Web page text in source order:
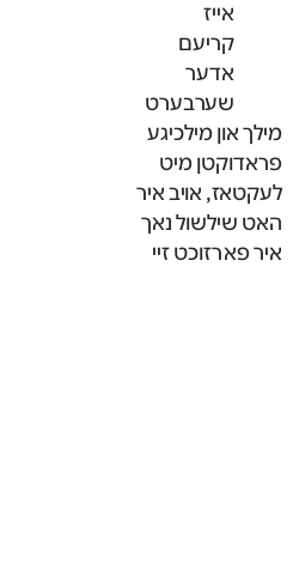
אייז
קריעם
אדער
שערבערט
און מילכיגע
פראדוקטן מיט
לעקטאז, אויב איר
האט שילשול נאך
איר פארזוכט זיי